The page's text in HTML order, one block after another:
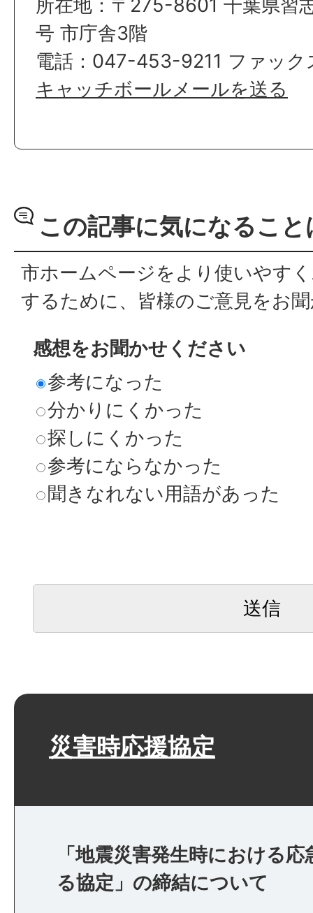
所在地：〒275-8601 千葉県習
号 市庁舎3階
電話：047-453-9211 ファッ
キャッチボールメールを送る
この記事に気になるこ
市ホームページをより使いやす
するために、皆様のご意見をお
感想をお聞かせください
参考になった
分かりにくかった
探しにくかった
参考にならなかった
聞きなれない用語があった
災害時応援協定
「地震災害発生時における
る協定」の締結について